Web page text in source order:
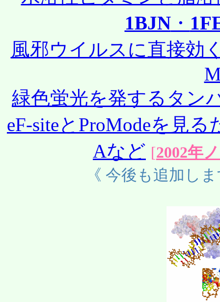
1BJN・
風邪ウイルスに直接効
緑色蛍光を発するタン
eF-siteとProModeを見る
Aなど [2002年
《 今後も追加し